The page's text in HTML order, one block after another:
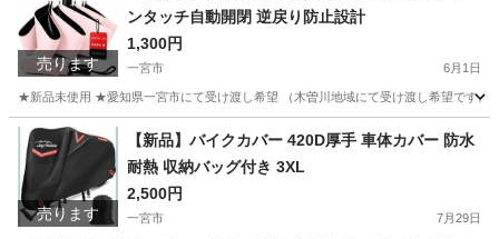
売ります
ンタッチ自動開閉 逆戻り防止設計
1,300円
一宮市 6月1日
★新品未使用 ★愛知県一宮市にて受け渡し希望 （木曽川地域にて受け渡し希望です
愛知 一宮市 その他 日傘
売ります
【新品】バイクカバー 420D厚手 車体カバー 防水
耐熱 収納バッグ付き 3XL
2,500円
一宮市 7月29日